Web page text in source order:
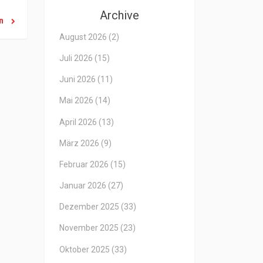
Archive
August 2026 (2)
Juli 2026 (15)
Juni 2026 (11)
Mai 2026 (14)
April 2026 (13)
März 2026 (9)
Februar 2026 (15)
Januar 2026 (27)
Dezember 2025 (33)
November 2025 (23)
Oktober 2025 (33)